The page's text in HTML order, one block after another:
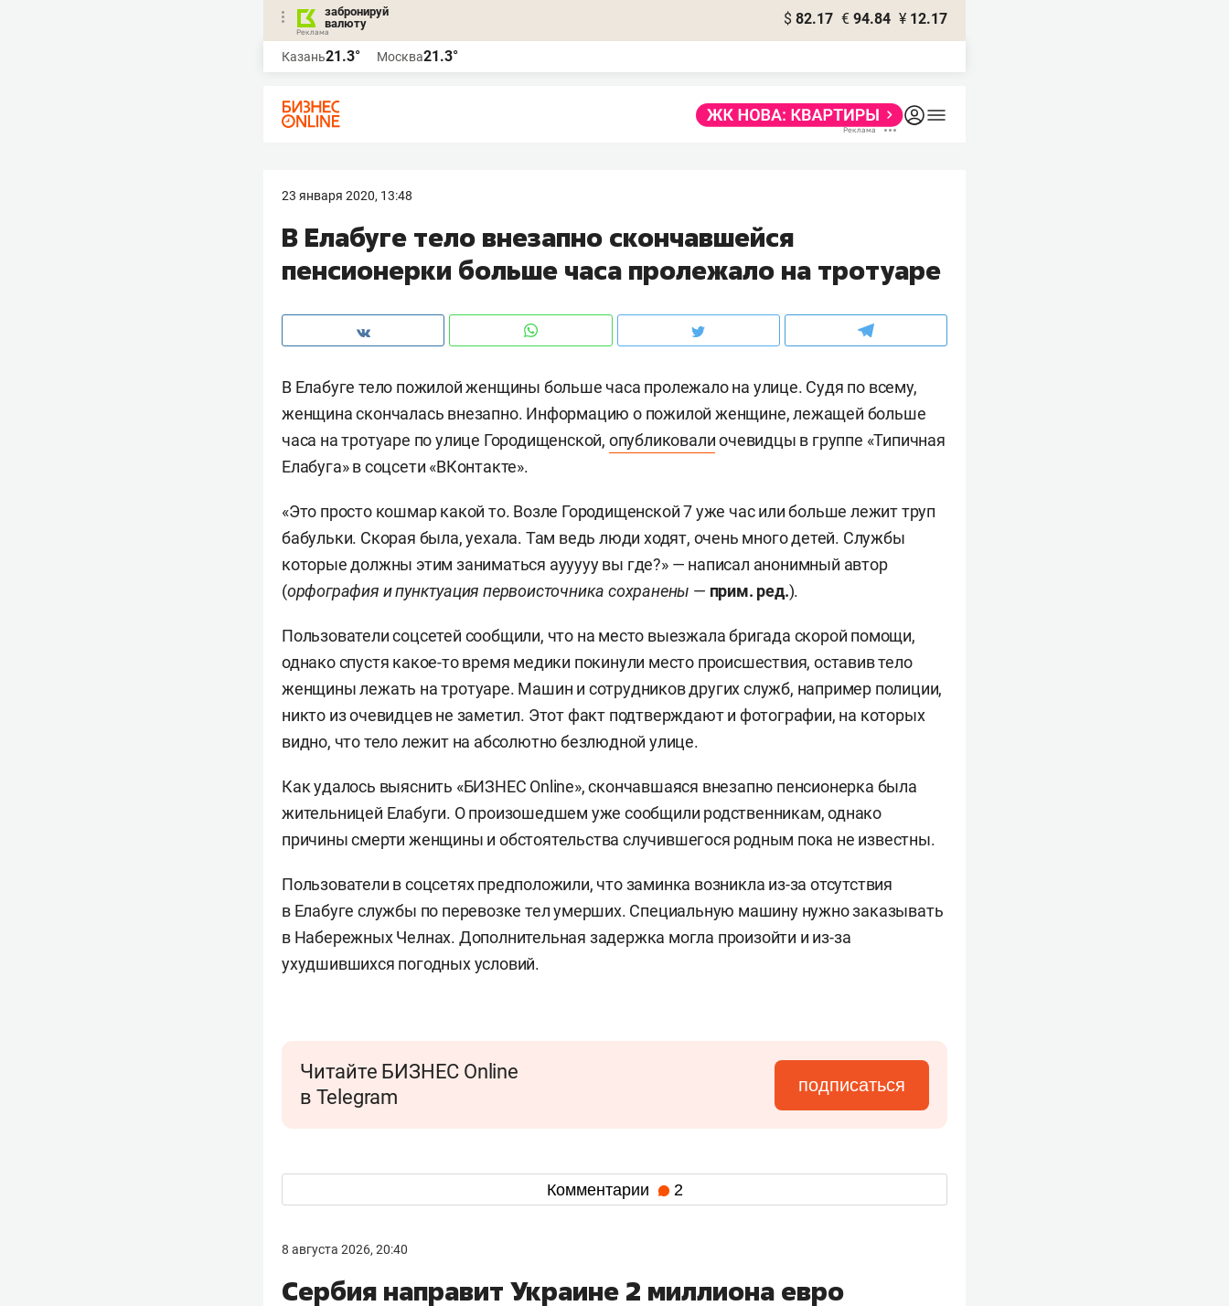
забронируй
валюту
$ 82.17 € 94.84 ¥ 12.17
Казань21.3° Москва21.3°
23 января 2020, 13:48
В Елабуге тело внезапно скончавшейся
пенсионерки больше часа пролежало на тротуаре
В Елабуге тело пожилой женщины больше часа пролежало на улице. Судя по всему,
женщина скончалась внезапно. Информацию о пожилой женщине, лежащей больше
часа на тротуаре по улице Городищенской, опубликовалиочевидцы в группе «Типичная
Елабуга» в соцсети «ВКонтакте».
«Это просто кошмар какой то. Возле Городищенской 7 уже час или больше лежит труп
бабульки. Скорая была, уехала. Там ведь люди ходят, очень много детей. Службы
которые должны этим заниматься аууууу вы где?» — написал анонимный автор
(орфография и пунктуация первоисточника сохранены — прим. ред.).
Пользователи соцсетей сообщили, что на место выезжала бригада скорой помощи,
однако спустя какое-то время медики покинули место происшествия, оставив тело
женщины лежать на тротуаре. Машин и сотрудников других служб, например полиции,
никто из очевидцев не заметил. Этот факт подтверждают и фотографии, на которых
видно, что тело лежит на абсолютно безлюдной улице.
Как удалось выяснить «БИЗНЕС Online», скончавшаяся внезапно пенсионерка была
жительницей Елабуги. О произошедшем уже сообщили родственникам, однако
причины смерти женщины и обстоятельства случившегося родным пока не известны.
Пользователи в соцсетях предположили, что заминка возникла из-за отсутствия
в Елабуге службы по перевозке тел умерших. Специальную машину нужно заказывать
в Набережных Челнах. Дополнительная задержка могла произойти и из-за
ухудшившихся погодных условий.
Читайте БИЗНЕС Online
в Telegram
подписаться
Комментарии 2
8 августа 2026, 20:40
Сербия направит Украине 2 миллиона евро